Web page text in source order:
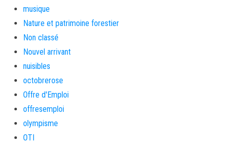
musique
Nature et patrimoine forestier
Non classé
Nouvel arrivant
nuisibles
octobrerose
Offre d'Emploi
offresemploi
olympisme
OTI